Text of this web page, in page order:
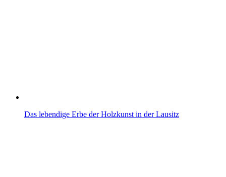
Das lebendige Erbe der Holzkunst in der Lausitz